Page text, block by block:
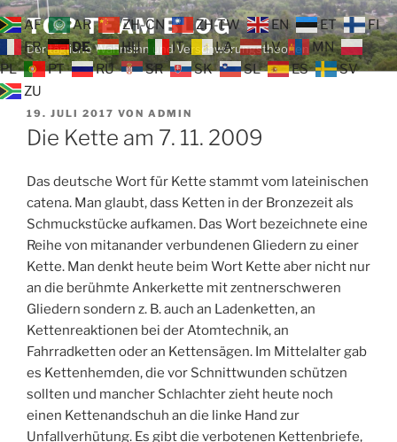
Zum
Inhalt
springen
TOP TEAM BLOG
Der tägliche Wahnsinn und Verschwörungstheorien
VERÖFFENTLICHT
AM
19. JULI 2017 VON ADMIN
Die Kette am 7. 11. 2009
Das deutsche Wort für Kette stammt vom lateinischen
catena. Man glaubt, dass Ketten in der Bronzezeit als
Schmuckstücke aufkamen. Das Wort bezeichnete eine
Reihe von mitanander verbundenen Gliedern zu einer
Kette. Man denkt heute beim Wort Kette aber nicht nur
an die berühmte Ankerkette mit zentnerschweren
Gliedern sondern z. B. auch an Ladenketten, an
Kettenreaktionen bei der Atomtechnik, an
Fahrradketten oder an Kettensägen. Im Mittelalter gab
es Kettenhemden, die vor Schnittwunden schützen
sollten und mancher Schlachter zieht heute noch
einen Kettenandschuh an die linke Hand zur
Unfallverhütung. Es gibt die verbotenen Kettenbriefe,
AF AR ZH-CN ZH-TW EN ET
FI
FR
DE HU IT LA LV
MN
PL
PT RU SR SK SL ES
SV
ZU